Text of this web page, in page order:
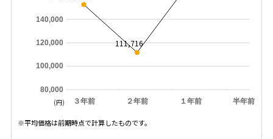
３年前 ２年前 １年前 半年前
80,000
100,000
120,000
140,000
111,716
(円)
※平均価格は前期時点で計算したものです。